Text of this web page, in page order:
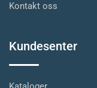
Kontakt oss
Kundesenter